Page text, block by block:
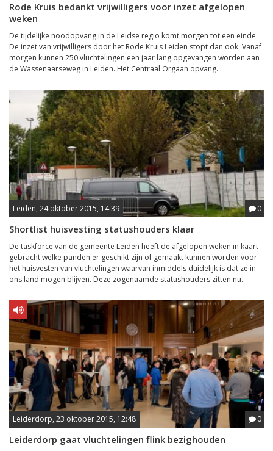
Rode Kruis bedankt vrijwilligers voor inzet afgelopen
weken
De tijdelijke noodopvang in de Leidse regio komt morgen tot een einde.
De inzet van vrijwilligers door het Rode Kruis Leiden stopt dan ook. Vanaf
morgen kunnen 250 vluchtelingen een jaar lang opgevangen worden aan
de Wassenaarseweg in Leiden. Het Centraal Orgaan opvang...
Leiden, 24 oktober 2015, 14:39 0
Shortlist huisvesting statushouders klaar
De taskforce van de gemeente Leiden heeft de afgelopen weken in kaart
gebracht welke panden er geschikt zijn of gemaakt kunnen worden voor
het huisvesten van vluchtelingen waarvan inmiddels duidelijk is dat ze in
ons land mogen blijven. Deze zogenaamde statushouders zitten nu...
Leiderdorp, 23 oktober 2015, 12:48 0
Leiderdorp gaat vluchtelingen flink bezighouden